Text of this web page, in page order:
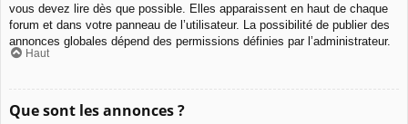
vous devez lire dès que possible. Elles apparaissent en haut de chaque
forum et dans votre panneau de l’utilisateur. La possibilité de publier des
annonces globales dépend des permissions définies par l’administrateur.
Haut
Que sont les annonces ?